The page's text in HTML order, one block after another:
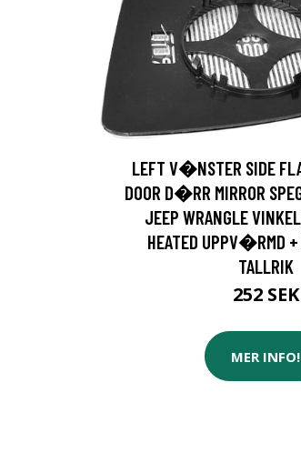
LEFT V�NSTER SIDE
DOOR D�RR MIRROR
JEEP WRANGLE
HEATED UPPV�RMD
TALLRIK
252 SEK
MER INFO!